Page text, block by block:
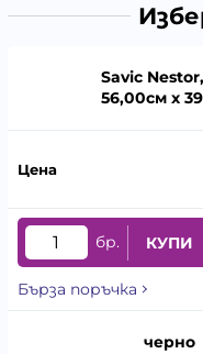
Savic
56,00cм x
бр. КУПИ
Бърза поръчка
черно